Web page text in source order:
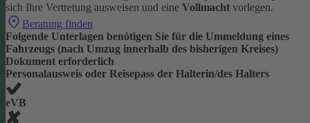
sich Ihre Vertretung ausweisen und eine Vollmacht vorlegen.
Beratung finden
Folgende Unterlagen benötigen Sie für die Ummeldung eines
Fahrzeugs (nach Umzug innerhalb des bisherigen Kreises)
Dokument erforderlich
Personalausweis oder Reisepass der Halterin/des Halters
eVB